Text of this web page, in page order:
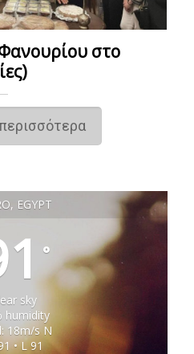
στο
EGYPT
°
sky
humidity
18m/s N
• L 91